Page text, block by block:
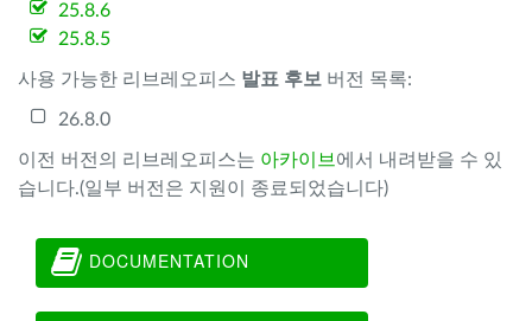
25.8.6
25.8.5
사용 가능한 리브레오피스 발표 후보 버전 목록:
26.8.0
이전 버전의 리브레오피스는 아카이브 에서 내려받을 수 있
습니다.(일부 버전은 지원이 종료되었습니다)
DOCUMENTATION